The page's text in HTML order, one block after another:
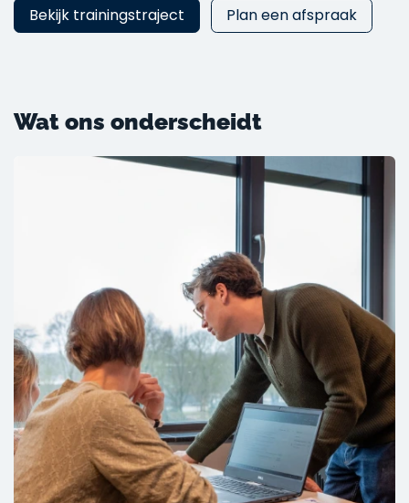
Bekijk trainingstraject Plan een afspraak
Wat ons onderscheidt